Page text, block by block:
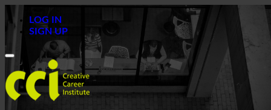
LOG IN
SIGN UP
Toggle
navigation